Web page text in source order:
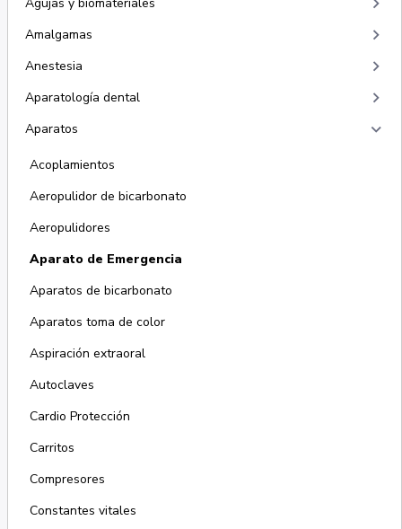
Amalgamas keyboard_arrow_right
Anestesia keyboard_arrow_right
Aparatología dental keyboard_arrow_right
Aparatos keyboard_arrow_right
Acoplamientos
Aeropulidor de bicarbonato
Aeropulidores
Aparato de Emergencia
Aparatos de bicarbonato
Aparatos toma de color
Aspiración extraoral
Autoclaves
Cardio Protección
Carritos
Compresores
Constantes vitales